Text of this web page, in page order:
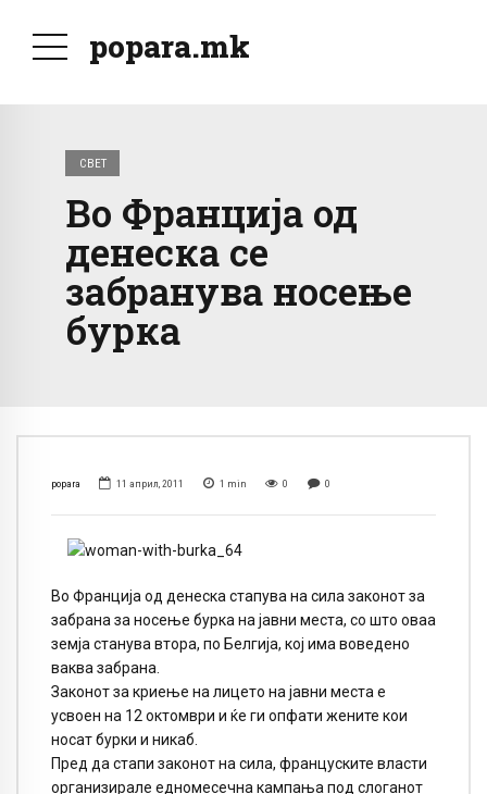
popara.mk
СВЕТ
Во Франција од
денеска се
забранува носење
бурка
popara 11 април, 2011 1 min 0 0
Во Франција од денеска стапува на сила законот за
забрана за носење бурка на јавни места, со што оваа
земја станува втора, по Белгија, кој има воведено
ваква забрана.
Законот за криење на лицето на јавни места е
усвоен на 12 октомври и ќе ги опфати жените кои
носат бурки и никаб.
Пред да стапи законот на сила, француските власти
организирале едномесечна кампања под слоганот